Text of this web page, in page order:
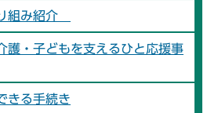
組み紹介
護・子どもを支えるひと応援事
きる手続き